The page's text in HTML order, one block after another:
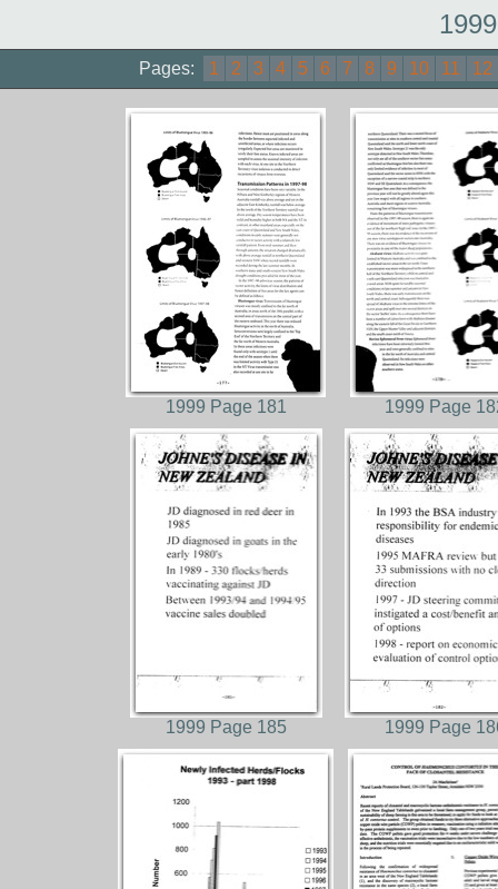
Pages: 1 2 3 4 5 6 7 8 9 10 11 12
1999 Page 181 1999 Page
1999 Page 185 1999 Page